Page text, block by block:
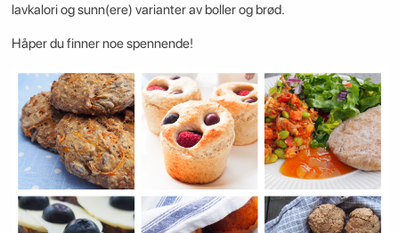
lavkalori og sunn(ere) varianter av boller og brød.
Håper du finner noe spennende!